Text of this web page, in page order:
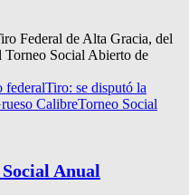
Federal de Alta Gracia, del
Social Abierto de
federalTiro: se disputó la
CalibreTorneo Social
Anual